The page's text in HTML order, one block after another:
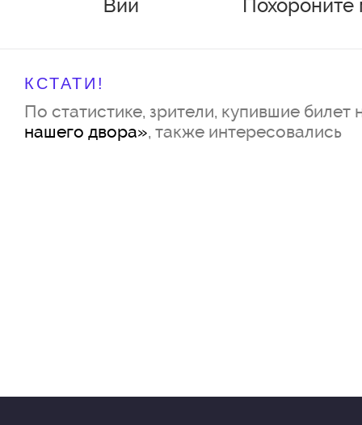
Вий
Похороните
КСТАТИ!
По статистике, зрители, купившие билет
нашего двора», также интересовались